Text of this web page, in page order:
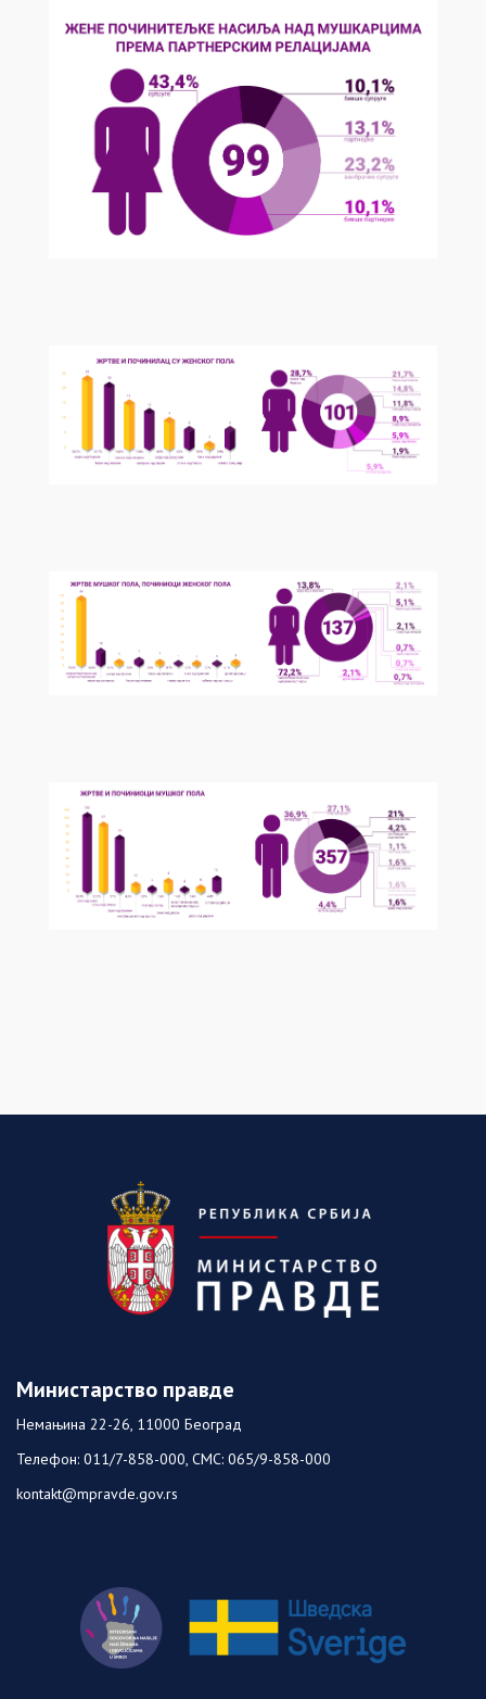
Министарство правде
Немањина 22-26, 11000 Београд
Телефон: 011/7-858-000, СМС: 065/9-858-000
kontakt@mpravde.gov.rs